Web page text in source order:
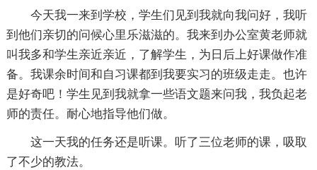
今天我一来到学校，学生们见到我就向我问好，我听
到他们亲切的问候心里乐滋滋的。我来到办公室黄老师就
叫我多和学生亲近亲近，了解学生，为日后上好课做作准
备。我课余时间和自习课都到我要实习的班级走走。也许
是好奇吧！学生见到我就拿一些语文题来问我，我负起老
师的责任。耐心地指导他们做。
这一天我的任务还是听课。听了三位老师的课，吸取
了不少的教法。